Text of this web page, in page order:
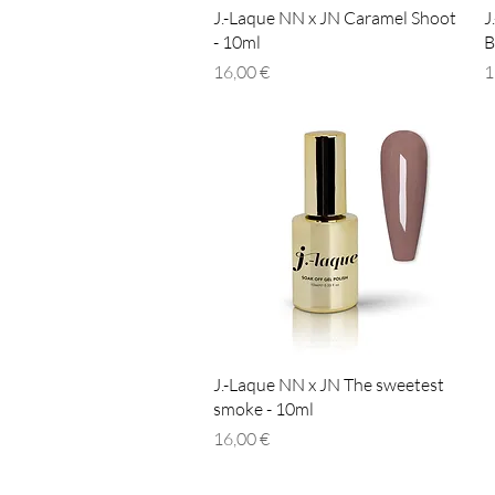
Γρήγορη προβολή
J.-Laque NN x JN Caramel Shoot
- 10ml
Τιμή
16,00 €
Γρήγορη προβολή
J.-Laque NN x JN The sweetest
smoke - 10ml
Τιμή
16,00 €